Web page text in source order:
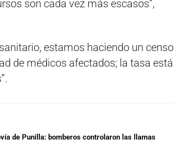
son cada vez más escasos”,
estamos haciendo un censo
de médicos afectados; la tasa está
de Punilla: bomberos controlaron las llamas